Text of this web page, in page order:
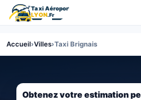
Accueil›Villes›Taxi Brignais
Obtenez votre estimation